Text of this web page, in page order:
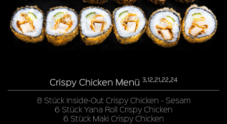
Crispy Chicken Menü 3,12,21,22,24
8 Stück Inside-Out Crispy Chicken - Sesam
6 Stück Yana Roll Crispy Chicken
6 Stück Maki Crispy Chicken